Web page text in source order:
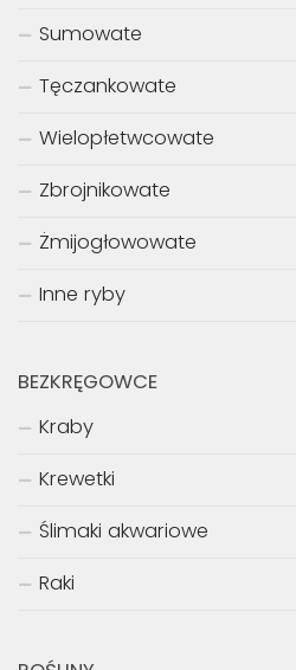
Sumowate
Tęczankowate
Wielopłetwcowate
Zbrojnikowate
Żmijogłowowate
Inne ryby
BEZKRĘGOWCE
Kraby
Krewetki
Ślimaki akwariowe
Raki